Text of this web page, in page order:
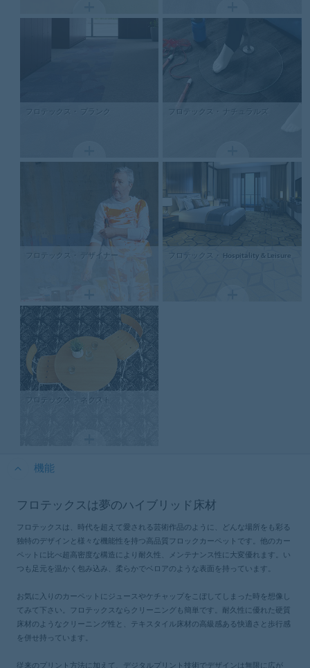
フロテックス・ プランク フロテックス・ ナチュラルズ
フロテックス・ デザイナー フロテックス・ Hospitality & Leisure
フロテックス・ ネクスト
機能
フロテックスは夢のハイブリッド床材
フロテックスは、時代を超えて愛される芸術作品のように、どんな場所をも彩る
独特のデザインと様々な機能性を持つ高品質フロックカーペットです。他のカー
ペットに比べ超高密度な構造により耐久性、メンテナンス性に大変優れます。い
つも足元を温かく包み込み、柔らかでベロアのような表面を持っています。
お気に入りのカーペットにジュースやケチャップをこぼしてしまった時を想像し
てみて下さい。フロテックスならクリーニングも簡単です。耐久性に優れた硬質
床材のようなクリーニング性と、テキスタイル床材の高級感ある快適さと歩行感
を併せ持っています。
従来のプリント方法に加えて、デジタルプリント技術でデザインは無限に広が